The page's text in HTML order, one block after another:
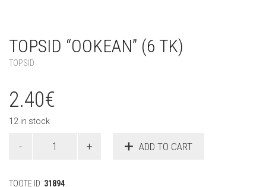
TOPSID “OOKEAN” (6 TK)
TOPSID
2.40€
12 in stock
"Ookean"
ADD TO CART
TOOTE ID: 31894